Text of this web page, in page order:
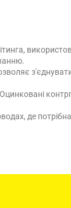
Оцинковані
де